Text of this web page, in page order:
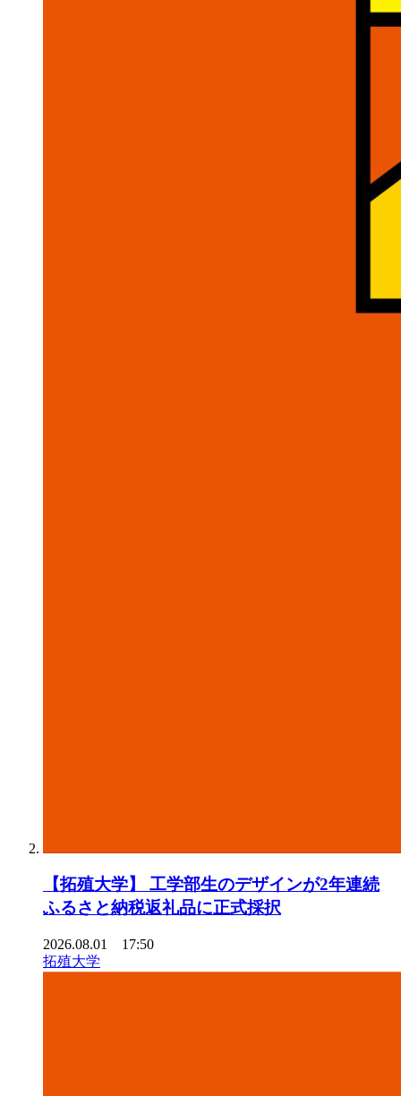
【拓殖⼤学】 ⼯学部⽣のデザインが2年連続
ふるさと納税返礼品に正式採択
2026.08.01 17:50
拓殖大学